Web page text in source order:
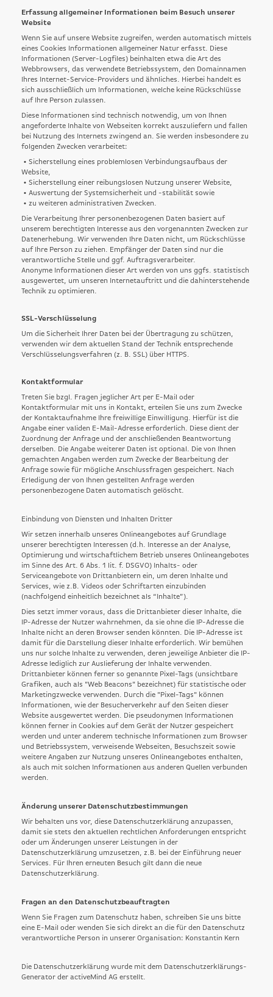
Erfassung allgemeiner Informationen beim Besuch unserer
Website
Wenn Sie auf unsere Website zugreifen, werden automatisch mittels
eines Cookies Informationen allgemeiner Natur erfasst. Diese
Informationen (Server-Logfiles) beinhalten etwa die Art des
Webbrowsers, das verwendete Betriebssystem, den Domainnamen
Ihres Internet-Service-Providers und ähnliches. Hierbei handelt es
sich ausschließlich um Informationen, welche keine Rückschlüsse
auf Ihre Person zulassen.
Diese Informationen sind technisch notwendig, um von Ihnen
angeforderte Inhalte von Webseiten korrekt auszuliefern und fallen
bei Nutzung des Internets zwingend an. Sie werden insbesondere zu
folgenden Zwecken verarbeitet:
• Sicherstellung eines problemlosen Verbindungsaufbaus der
Website,
• Sicherstellung einer reibungslosen Nutzung unserer Website,
• Auswertung der Systemsicherheit und -stabilität sowie
• zu weiteren administrativen Zwecken.
Die Verarbeitung Ihrer personenbezogenen Daten basiert auf
unserem berechtigten Interesse aus den vorgenannten Zwecken zur
Datenerhebung. Wir verwenden Ihre Daten nicht, um Rückschlüsse
auf Ihre Person zu ziehen. Empfänger der Daten sind nur die
verantwortliche Stelle und ggf. Auftragsverarbeiter.
Anonyme Informationen dieser Art werden von uns ggfs. statistisch
ausgewertet, um unseren Internetauftritt und die dahinterstehende
Technik zu optimieren.
SSL-Verschlüsselung
Um die Sicherheit Ihrer Daten bei der Übertragung zu schützen,
verwenden wir dem aktuellen Stand der Technik entsprechende
Verschlüsselungsverfahren (z. B. SSL) über HTTPS.
Kontaktformular
Treten Sie bzgl. Fragen jeglicher Art per E-Mail oder
Kontaktformular mit uns in Kontakt, erteilen Sie uns zum Zwecke
der Kontaktaufnahme Ihre freiwillige Einwilligung. Hierfür ist die
Angabe einer validen E-Mail-Adresse erforderlich. Diese dient der
Zuordnung der Anfrage und der anschließenden Beantwortung
derselben. Die Angabe weiterer Daten ist optional. Die von Ihnen
gemachten Angaben werden zum Zwecke der Bearbeitung der
Anfrage sowie für mögliche Anschlussfragen gespeichert. Nach
Erledigung der von Ihnen gestellten Anfrage werden
personenbezogene Daten automatisch gelöscht.
Einbindung von Diensten und Inhalten Dritter
Wir setzen innerhalb unseres Onlineangebotes auf Grundlage
unserer berechtigten Interessen (d.h. Interesse an der Analyse,
Optimierung und wirtschaftlichem Betrieb unseres Onlineangebotes
im Sinne des Art. 6 Abs. 1 lit. f. DSGVO) Inhalts- oder
Serviceangebote von Drittanbietern ein, um deren Inhalte und
Services, wie z.B. Videos oder Schriftarten einzubinden
(nachfolgend einheitlich bezeichnet als “Inhalte”).
Dies setzt immer voraus, dass die Drittanbieter dieser Inhalte, die
IP-Adresse der Nutzer wahrnehmen, da sie ohne die IP-Adresse die
Inhalte nicht an deren Browser senden könnten. Die IP-Adresse ist
damit für die Darstellung dieser Inhalte erforderlich. Wir bemühen
uns nur solche Inhalte zu verwenden, deren jeweilige Anbieter die IP-
Adresse lediglich zur Auslieferung der Inhalte verwenden.
Drittanbieter können ferner so genannte Pixel-Tags (unsichtbare
Grafiken, auch als "Web Beacons" bezeichnet) für statistische oder
Marketingzwecke verwenden. Durch die "Pixel-Tags" können
Informationen, wie der Besucherverkehr auf den Seiten dieser
Website ausgewertet werden. Die pseudonymen Informationen
können ferner in Cookies auf dem Gerät der Nutzer gespeichert
werden und unter anderem technische Informationen zum Browser
und Betriebssystem, verweisende Webseiten, Besuchszeit sowie
weitere Angaben zur Nutzung unseres Onlineangebotes enthalten,
als auch mit solchen Informationen aus anderen Quellen verbunden
werden.
Änderung unserer Datenschutzbestimmungen
Wir behalten uns vor, diese Datenschutzerklärung anzupassen,
damit sie stets den aktuellen rechtlichen Anforderungen entspricht
oder um Änderungen unserer Leistungen in der
Datenschutzerklärung umzusetzen, z.B. bei der Einführung neuer
Services. Für Ihren erneuten Besuch gilt dann die neue
Datenschutzerklärung.
Fragen an den Datenschutzbeauftragten
Wenn Sie Fragen zum Datenschutz haben, schreiben Sie uns bitte
eine E-Mail oder wenden Sie sich direkt an die für den Datenschutz
verantwortliche Person in unserer Organisation: Konstantin Kern
Die Datenschutzerklärung wurde mit dem Datenschutzerklärungs-
Generator der activeMind AG erstellt.